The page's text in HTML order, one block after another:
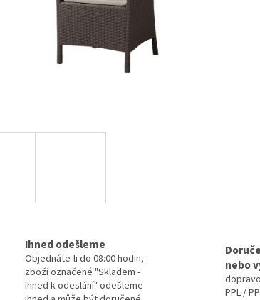
Ihned odešleme
Objednáte-li do 08:00 hodin,
zboží označené "Skladem -
Ihned k odeslání" odešleme
nebo
PPL /